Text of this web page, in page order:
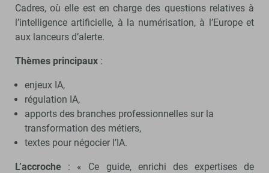
Cadres, où elle est en charge des questions relatives à
l’intelligence artificielle, à la numérisation, à l’Europe et
aux lanceurs d’alerte.
Thèmes principaux :
enjeux IA,
régulation IA,
apports des branches professionnelles sur la
transformation des métiers,
textes pour négocier l’IA.
L’accroche : « Ce guide, enrichi des expertises de